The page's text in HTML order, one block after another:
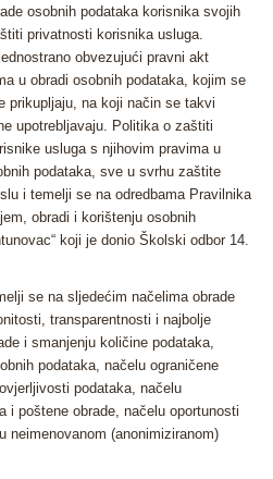
osobnih podataka korisnika svojih
privatnosti korisnika usluga.
obvezujući pravni akt
u obradi osobnih podataka, kojim se
prikupljaju, na koji način se takvi
upotrebljavaju. Politika o zaštiti
usluga s njihovim pravima u
podataka, sve u svrhu zaštite
i temelji se na odredbama Pravilnika
obradi i korištenju osobnih
koji je donio Školski odbor 14.
se na sljedećim načelima obrade
transparentnosti i najbolje
i smanjenju količine podataka,
podataka, načelu ograničene
podataka, načelu
i poštene obrade, načelu oportunosti
neimenovanom (anonimiziranom)